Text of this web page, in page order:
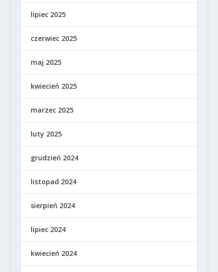
lipiec 2025
czerwiec 2025
maj 2025
kwiecień 2025
marzec 2025
luty 2025
grudzień 2024
listopad 2024
sierpień 2024
lipiec 2024
kwiecień 2024